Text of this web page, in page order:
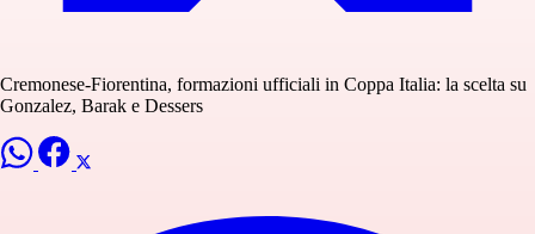
Cremonese-Fiorentina, formazioni ufficiali in Coppa Italia: la scelta su
Gonzalez, Barak e Dessers